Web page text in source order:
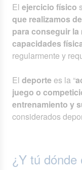
Elejercicio físico
que realizamos
para conseguir la
capacidades
regularmente y
Eldeportees la “
juego o
entrenamiento y
considerados
¿Y tú dónde